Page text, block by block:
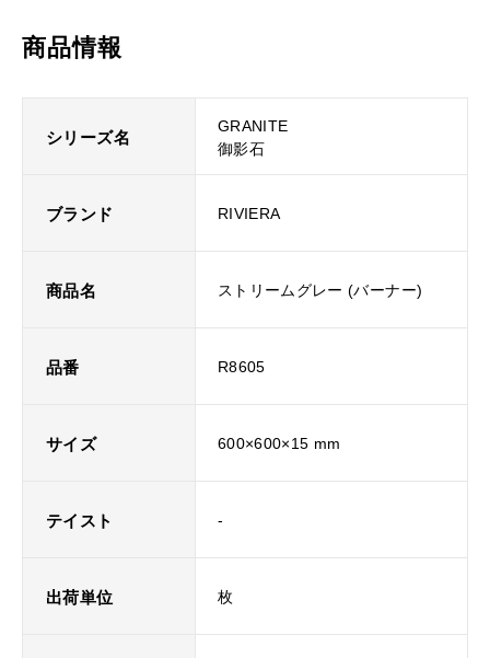
商品情報
シリーズ名
GRANITE
御影石
ブランド RIVIERA
商品名 ストリームグレー (バーナー)
品番 R8605
サイズ 600×600×15 mm
テイスト -
出荷単位 枚